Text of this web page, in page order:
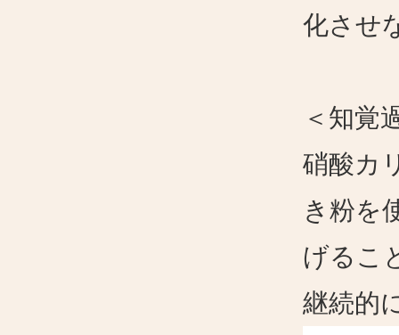
化させ
＜知覚
硝酸カ
き粉を
げるこ
継続的